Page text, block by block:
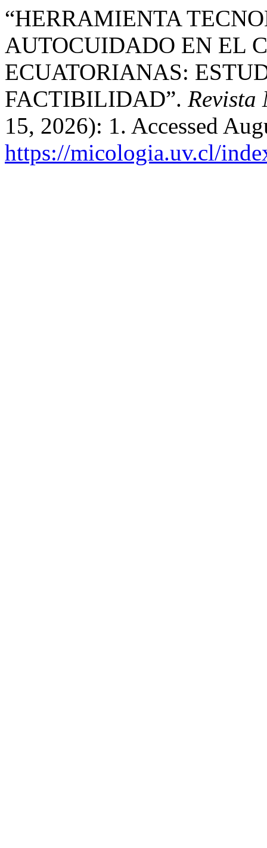
“HERRAMIENTA
AUTOCUIDADO EN EL
ECUATORIANAS:
FACTIBILIDAD”. Revista
15, 2026): 1. Accessed
https://micologia.uv.cl/